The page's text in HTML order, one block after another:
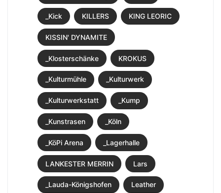
_Kick KILLERS KING LEORIC
KISSIN' DYNAMITE
_Klosterschänke KROKUS
_Kulturmühle _Kulturwerk
_Kulturwerkstatt _Kump
_Kunstrasen _Köln
_KöPi Arena _Lagerhalle
LANKESTER MERRIN Lars
_Lauda-Königshofen Leather